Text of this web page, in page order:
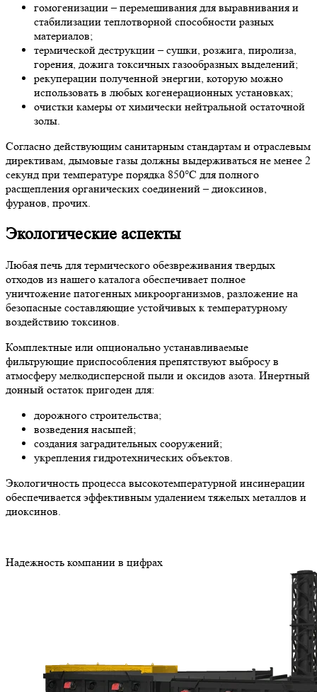
гомогенизации – перемешивания для выравнивания и
стабилизации теплотворной способности разных
материалов;
термической деструкции – сушки, розжига, пиролиза,
горения, дожига токсичных газообразных выделений;
рекуперации полученной энергии, которую можно
использовать в любых когенерационных установках;
очистки камеры от химически нейтральной остаточной
золы.
Согласно действующим санитарным стандартам и отраслевым
директивам, дымовые газы должны выдерживаться не менее 2
секунд при температуре порядка 850°С для полного
расщепления органических соединений – диоксинов,
фуранов, прочих.
Экологические аспекты
Любая печь для термического обезвреживания твердых
отходов из нашего каталога обеспечивает полное
уничтожение патогенных микроорганизмов, разложение на
безопасные составляющие устойчивых к температурному
воздействию токсинов.
Комплектные или опционально устанавливаемые
фильтрующие приспособления препятствуют выбросу в
атмосферу мелкодисперсной пыли и оксидов азота. Инертный
донный остаток пригоден для:
дорожного строительства;
возведения насыпей;
создания заградительных сооружений;
укрепления гидротехнических объектов.
Экологичность процесса высокотемпературной инсинерации
обеспечивается эффективным удалением тяжелых металлов и
диоксинов.
Надежность компании в цифрах